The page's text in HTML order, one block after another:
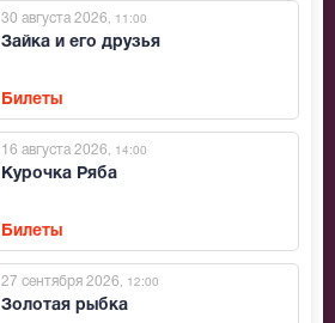
Зайка и его друзья
30 августа 2026 , 11:00
Билеты
Курочка Ряба
16 августа 2026 , 14:00
Билеты
Золотая рыбка
27 сентября 2026 , 12:00